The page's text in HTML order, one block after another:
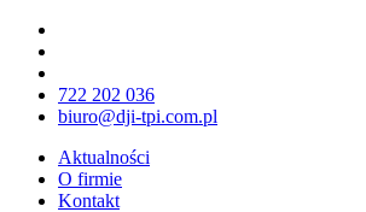
722 202 036
biuro@dji-tpi.com.pl
Aktualności
O firmie
Kontakt